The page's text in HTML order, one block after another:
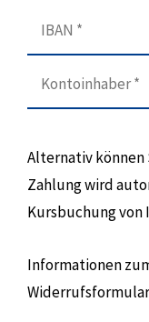
Alternativ können
Zahlung wird
Kursbuchung von
Informationen